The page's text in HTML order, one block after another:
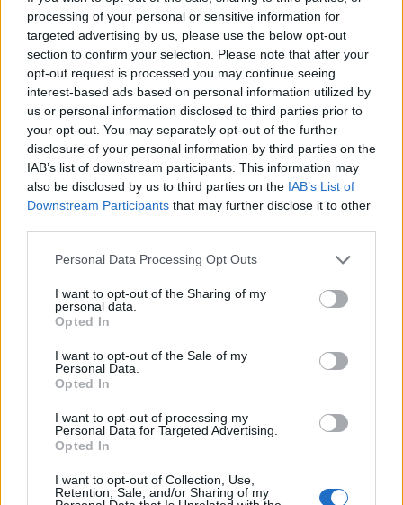
processing of your personal or sensitive information for
targeted advertising by us, please use the below opt-out
section to confirm your selection. Please note that after your
opt-out request is processed you may continue seeing
interest-based ads based on personal information utilized by
us or personal information disclosed to third parties prior to
your opt-out. You may separately opt-out of the further
disclosure of your personal information by third parties on the
IAB’s list of downstream participants. This information may
also be disclosed by us to third parties on the IAB’s List of
Downstream Participants that may further disclose it to other
Please note that this website/app uses one or more Google
not limited to your visit or usage behaviour. You may click to
grant or deny consent to Google and its third-party tags to
use your data for below specified purposes in below Google
consent section.
Personal Data Processing Opt Outs
I want to opt-out of the Sharing of my
personal data.
Opted In
I want to opt-out of the Sale of my
Personal Data.
Opted In
I want to opt-out of processing my
Personal Data for Targeted Advertising.
Opted In
I want to opt-out of Collection, Use,
Retention, Sale, and/or Sharing of my
Γιώργος Λιάγκας – Μαρία Αντωνά: Το
φωτογραφικό άλμπουμ από τις διακοπές τους
στη Μύκονο
06.08.2026